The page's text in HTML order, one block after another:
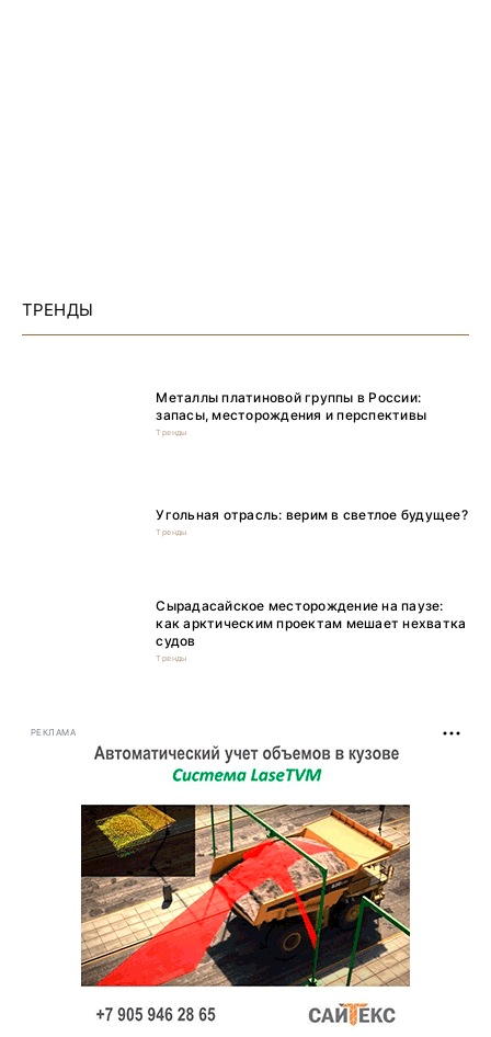
ТРЕНДЫ
Металлы платиновой группы в России:
запасы, месторождения и перспективы
Тренды
Угольная отрасль: верим в светлое будущее?
Тренды
Сырадасайское месторождение на паузе:
как арктическим проектам мешает нехватка
судов
Тренды
РЕКЛАМА